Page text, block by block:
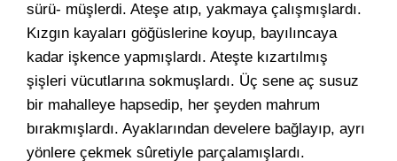
sürü- müşlerdi. Ateşe atıp, yakmaya çalışmışlardı.
Kızgın kayaları göğüslerine koyup, bayılıncaya
kadar işkence yapmışlardı. Ateşte kızartılmış
şişleri vücutlarına sokmuşlardı. Üç sene aç susuz
bir mahalleye hapsedip, her şeyden mahrum
bırakmışlardı. Ayaklarından develere bağlayıp, ayrı
yönlere çekmek sûretiyle parçalamışlardı.